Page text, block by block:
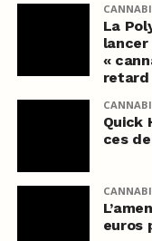
La
lancer
«
retard
Quick
ces
euros